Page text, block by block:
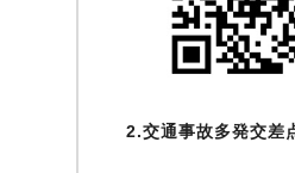
2.交通事故多発交差